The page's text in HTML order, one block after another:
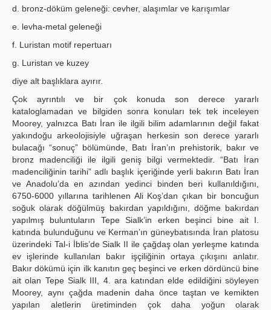
d. bronz-döküm geleneği: cevher, alaşımlar ve karışımlar
e. levha-metal geleneği
f. Luristan motif repertuarı
g. Luristan ve kuzey
diye alt başlıklara ayırır.
Çok ayrıntılı ve bir çok konuda son derece yararlı
kataloglamadan ve bilgiden sonra konuları tek tek inceleyen
Moorey, yalnızca Batı İran ile ilgili bilim adamlarının değil fakat
yakındoğu arkeolojisiyle uğraşan herkesin son derece yararlı
bulacağı “sonuç” bölümünde, Batı İran’ın prehistorik, bakır ve
bronz madenciliği ile ilgili geniş bilgi vermektedir. “Batı İran
madenciliğinin tarihi” adlı başlık içeriğinde yerli bakırın Batı İran
ve Anadolu’da en azından yedinci binden beri kullanıldığını,
6750-6000 yıllarına tarihlenen Ali Koş’dan çıkan bir boncuğun
soğuk olarak döğülmüş bakırdan yapıldığını, döğme bakırdan
yapılmış buluntuların Tepe Sialk’in erken beşinci bine ait I.
katında bulunduğunu ve Kerman’ın güneybatısında İran platosu
üzerindeki Tal-i İblis’de Sialk II ile çağdaş olan yerleşme katında
ev işlerinde kullanılan bakır işçiliğinin ortaya çıkışını anlatır.
Bakır dökümü için ilk kanıtın geç beşinci ve erken dördüncü bine
ait olan Tepe Sialk III, 4. ara katından elde edildiğini söyleyen
Moorey, aynı çağda madenin daha önce taştan ve kemikten
yapılan aletlerin üretiminden çok daha yoğun olarak